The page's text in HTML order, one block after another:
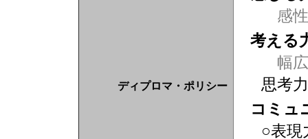
ディプロマ・ポリシー
感性
考える
幅
思考力
コミュ
○表現